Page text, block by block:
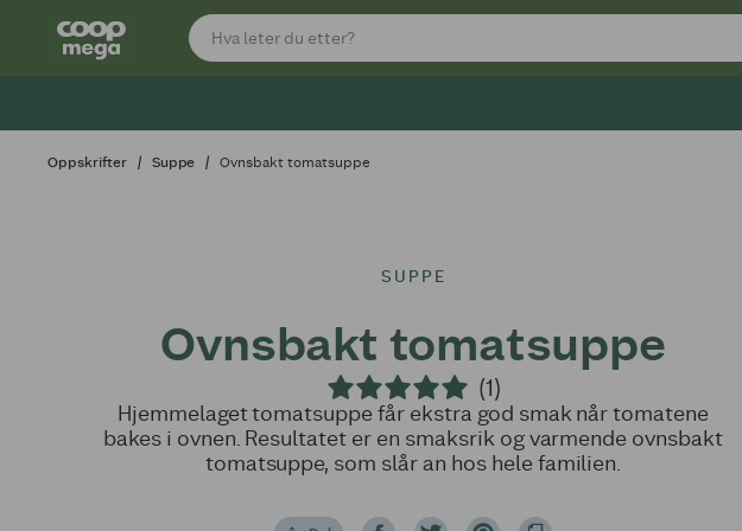
Oppskrifter Suppe Ovnsbakt tomatsuppe
SUPPE
Ovnsbakt tomatsuppe
(1)
Hjemmelaget tomatsuppe får ekstra god smak når tomatene
bakes i ovnen. Resultatet er en smaksrik og varmende ovnsbakt
tomatsuppe, som slår an hos hele familien.